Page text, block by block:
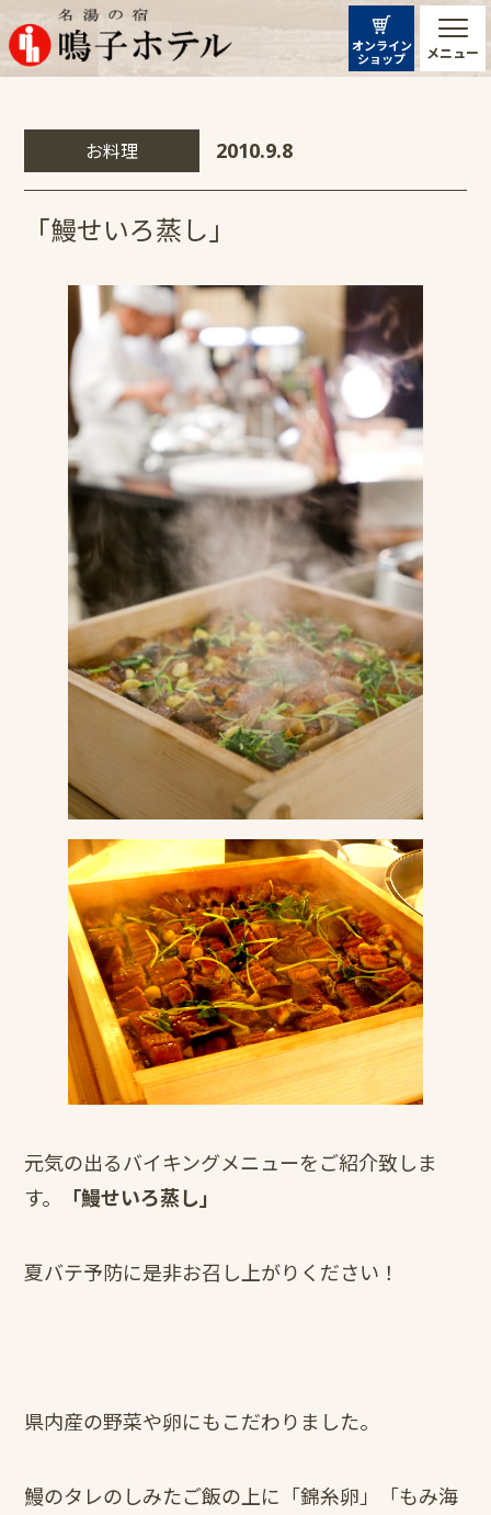
メニュー
オンライン
ショップ
お料理 2010.9.8
「鰻せいろ蒸し」
元気の出るバイキングメニューをご紹介致しま
す。
「鰻せいろ蒸し」
夏バテ予防に是非お召し上がりください！
県内産の野菜や卵にもこだわりました。
鰻のタレのしみたご飯の上に「錦糸卵」「もみ海